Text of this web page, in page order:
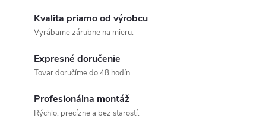
Kvalita priamo od výrobcu
Vyrábame zárubne na mieru.
Expresné doručenie
Tovar doručíme do 48 hodín.
Profesionálna montáž
Rýchlo, precízne a bez starostí.